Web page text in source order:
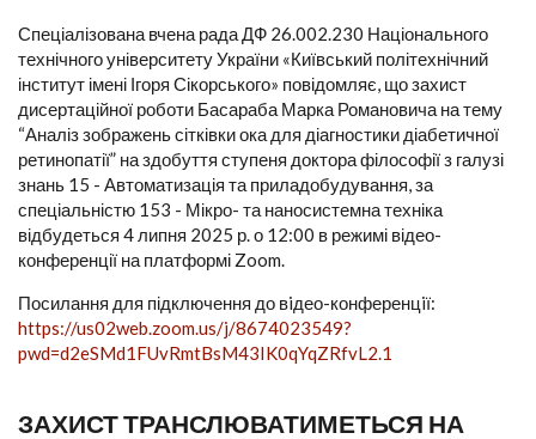
Спеціалізована вчена рада ДФ 26.002.230 Національного
технічного університету України «Київський політехнічний
інститут імені Ігоря Сікорського» повідомляє, що захист
дисертаційної роботи Басараба Марка Романовича на тему
“Аналіз зображень сітківки ока для діагностики діабетичної
ретинопатії” на здобуття ступеня доктора філософії з галузі
знань 15 - Автоматизація та приладобудування, за
спеціальністю 153 - Мікро- та наносистемна техніка
відбудеться 4 липня 2025 р. о 12:00 в режимі відео-
конференції на платформі Zoom.
Посилання для підключення до вiдео-конференцiї:
https://us02web.zoom.us/j/8674023549?
pwd=d2eSMd1FUvRmtBsM43IK0qYqZRfvL2.1
ЗАХИСТ ТРАНСЛЮВАТИМЕТЬСЯ НА